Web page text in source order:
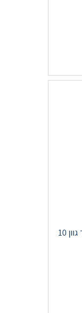
נטורטינט צבע לשיער גוון 10N בלונד